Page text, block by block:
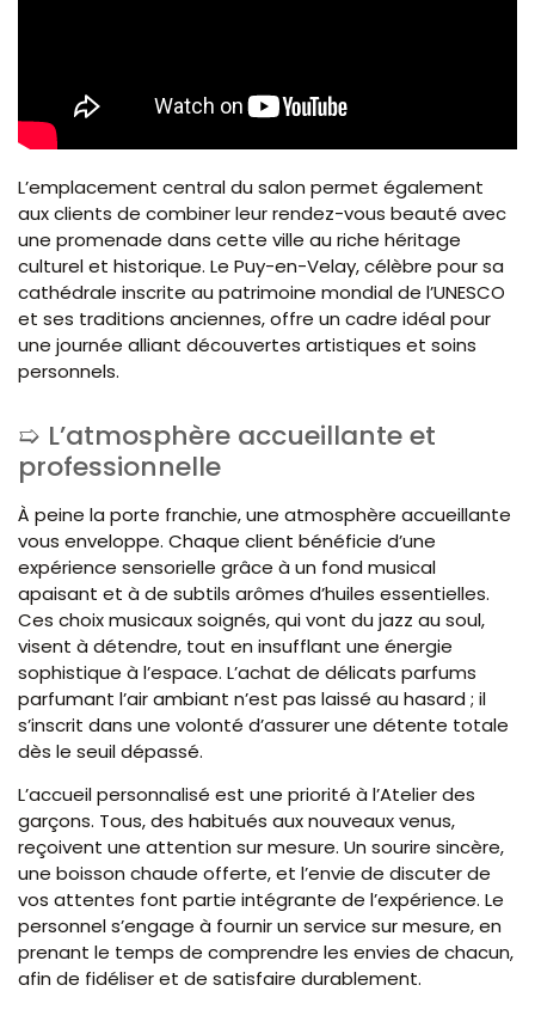
L’emplacement central du salon permet également
aux clients de combiner leur rendez-vous beauté avec
une promenade dans cette ville au riche héritage
culturel et historique. Le Puy-en-Velay, célèbre pour sa
cathédrale inscrite au patrimoine mondial de l’UNESCO
et ses traditions anciennes, offre un cadre idéal pour
une journée alliant découvertes artistiques et soins
personnels.
L’atmosphère accueillante et
professionnelle
À peine la porte franchie, une atmosphère accueillante
vous enveloppe. Chaque client bénéficie d’une
expérience sensorielle grâce à un fond musical
apaisant et à de subtils arômes d’huiles essentielles.
Ces choix musicaux soignés, qui vont du jazz au soul,
visent à détendre, tout en insufflant une énergie
sophistique à l’espace. L’achat de délicats parfums
parfumant l’air ambiant n’est pas laissé au hasard ; il
s’inscrit dans une volonté d’assurer une détente totale
dès le seuil dépassé.
L’accueil personnalisé est une priorité à l’Atelier des
garçons. Tous, des habitués aux nouveaux venus,
reçoivent une attention sur mesure. Un sourire sincère,
une boisson chaude offerte, et l’envie de discuter de
vos attentes font partie intégrante de l’expérience. Le
personnel s’engage à fournir un service sur mesure, en
prenant le temps de comprendre les envies de chacun,
afin de fidéliser et de satisfaire durablement.